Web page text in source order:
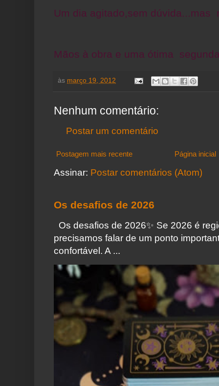
Um dia agitado,sem dúvida...mas
Mãos à obra e uma ótima
às março 19, 2012
Nenhum comentário:
Postar um comentário
Postagem mais recente Página inicial
Assinar: Postar comentários (Atom)
Os desafios de 2026
Os desafios de 2026✨️ Se 2026 é
precisamos falar de um ponto
confortável. A ...